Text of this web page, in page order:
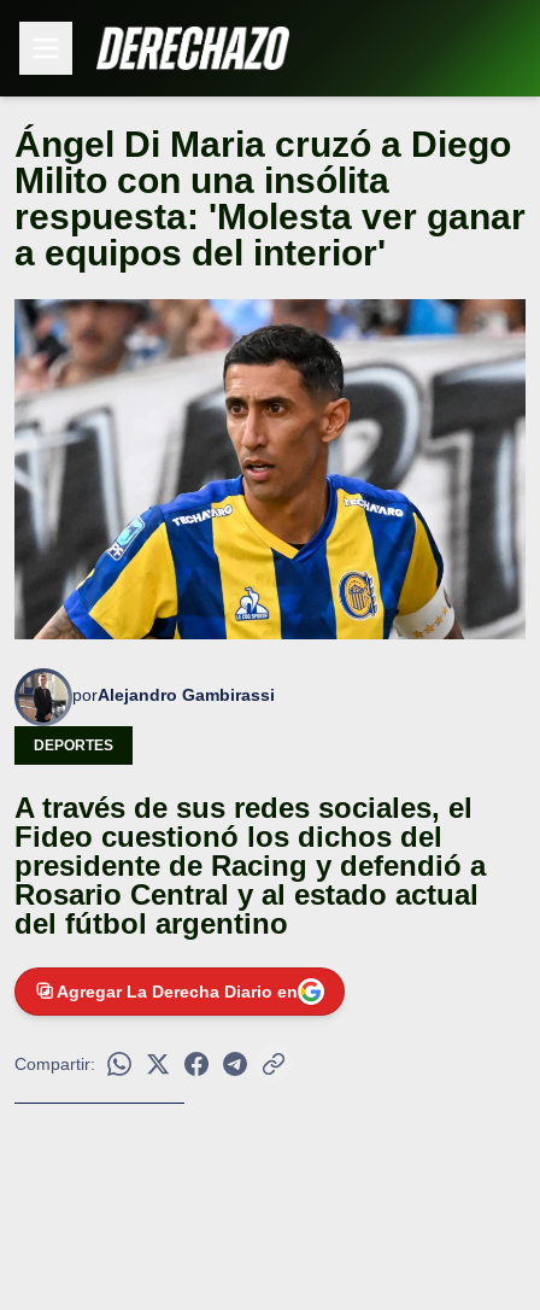
Ángel Di Maria cruzó a Diego
Milito con una insólita
respuesta: 'Molesta ver ganar
a equipos del interior'
porAlejandro Gambirassi
DEPORTES
A través de sus redes sociales, el
Fideo cuestionó los dichos del
presidente de Racing y defendió a
Rosario Central y al estado actual
del fútbol argentino
Agregar La Derecha Diario en
Compartir: